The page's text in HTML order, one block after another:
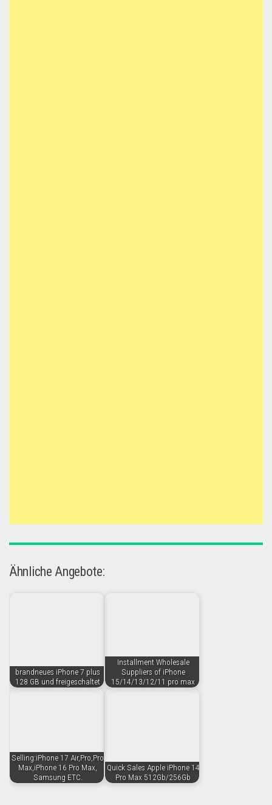
Ähnliche Angebote:
brandneues iPhone 7 plus
128 GB und freigeschaltet
Installment Wholesale
Suppliers of iPhone
15/14/13/12/11 pro max
Selling:iPhone 17 Air,Pro,Pro
Max,iPhone 16 Pro Max,
Samsung ETC.
Quick Sales Apple iPhone 14
Pro Max 512Gb/256Gb